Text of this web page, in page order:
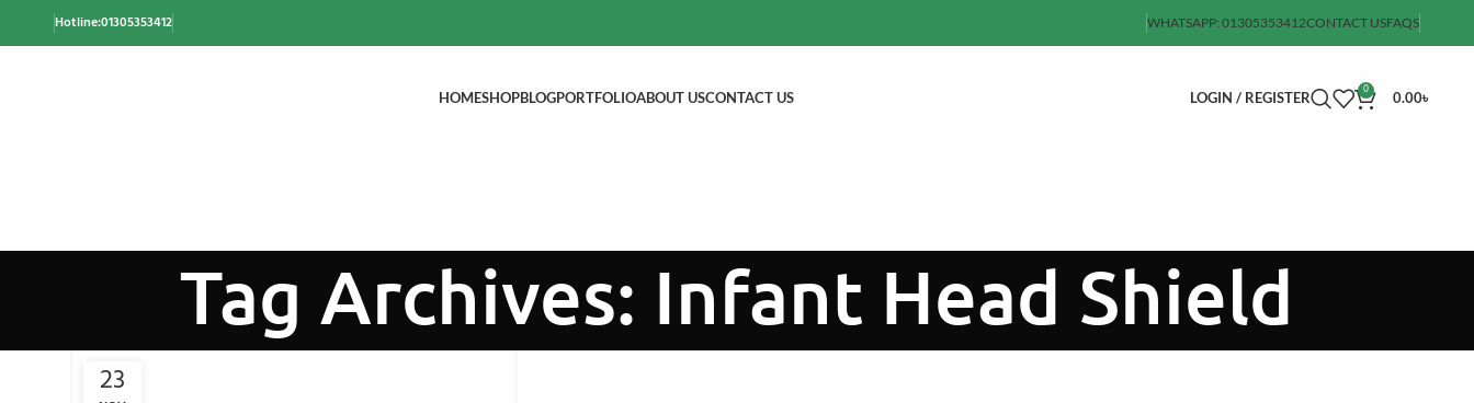
Hotline:01305353412 WHATSAPP: 01305353412CONTACT USFAQS
HOMESHOPBLOGPORTFOLIOABOUT USCONTACT US LOGIN / REGISTER 0 0.00৳
Tag Archives: Infant Head Shield
23